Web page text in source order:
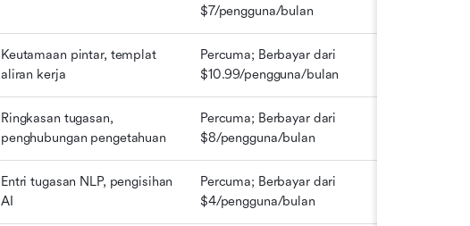
$7/pengguna/bulan
Keutamaan pintar, templat
aliran kerja
Percuma; Berbayar dari
$10.99/pengguna/bulan
Ringkasan tugasan,
penghubungan pengetahuan
Percuma; Berbayar dari
$8/pengguna/bulan
Entri tugasan NLP, pengisihan
AI
Percuma; Berbayar dari
$4/pengguna/bulan